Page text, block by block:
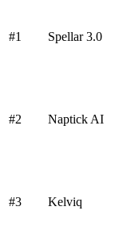
#1 Spellar 3.0
#2 Naptick AI
#3 Kelviq